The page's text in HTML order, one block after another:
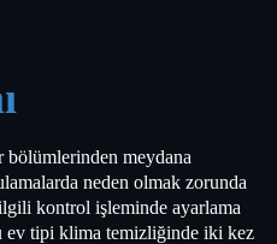
bölümlerinden meydana
neden olmak zorunda
kontrol işleminde ayarlama
ev tipi klima temizliğinde iki kez